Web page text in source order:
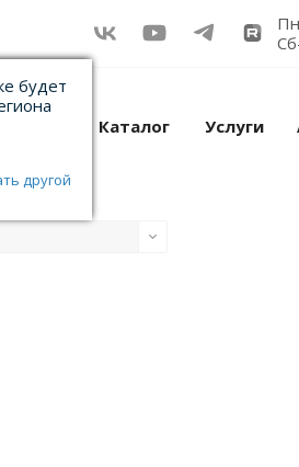
будет
другой
Каталог Услуги